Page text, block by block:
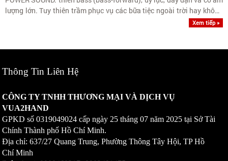
lượng lớn. Tuy thiên trầm phục vụ các bữa tiệc ngoài trời hay không
Xem tiếp »
Thông Tin Liên Hệ
CÔNG TY TNHH THƯƠNG MẠI VÀ DỊCH VỤ
VUA2HAND
GPKD số0319049024 cấp ngày 25 tháng 07 năm 2025 tại Sở Tài
Chính Thành phố Hồ Chí Minh.
Địa chỉ: 637/27 Quang Trung, Phường Thông Tây Hội, TP Hồ
Chí Minh